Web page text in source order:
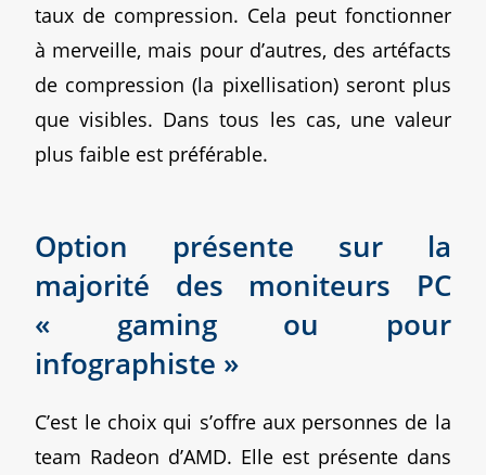
taux de compression. Cela peut fonctionner
à merveille, mais pour d’autres, des artéfacts
de compression (la pixellisation) seront plus
que visibles. Dans tous les cas, une valeur
plus faible est préférable.
Option présente sur la
majorité des moniteurs PC
« gaming ou pour
infographiste »
C’est le choix qui s’offre aux personnes de la
team Radeon d’AMD. Elle est présente dans